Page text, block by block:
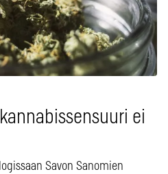
ei
Savon Sanomien